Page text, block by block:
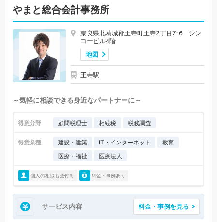
やまと総合会計事務所
奈良県北葛城郡王寺町王寺2丁目7-6 シン
コービル4階
地図
王寺駅
～気軽に相談できる身近なパートナーに～
得意分野 顧問税理士 相続税 税務調査
得意業種 建設・建築 IT・インターネット
教育
医療・福祉
医療法人
個人の相談も受付可 料金・事例あり
サービス内容 料金・事例を見る